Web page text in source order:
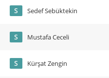
S Sedef Sebüktekin
S Mustafa Ceceli
S Kürşat Zengin